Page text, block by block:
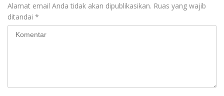
Alamat email Anda tidak akan dipublikasikan. Ruas yang wajib
ditandai *